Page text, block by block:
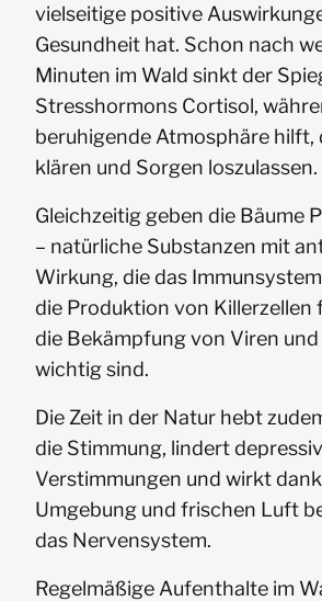
vielseitige positive
Gesundheit hat. Schon nach
Minuten im Wald sinkt der
Stresshormons Cortisol,
beruhigende Atmosphäre hilft,
klären und Sorgen loszulassen.
Gleichzeitig geben die Bäume
– natürliche Substanzen mit
Wirkung, die das
die Produktion von Killerzellen
die Bekämpfung von Viren und
wichtig sind.
Die Zeit in der Natur hebt
die Stimmung, lindert
Verstimmungen und wirkt
Umgebung und frischen Luft
das Nervensystem.
Regelmäßige Aufenthalte im